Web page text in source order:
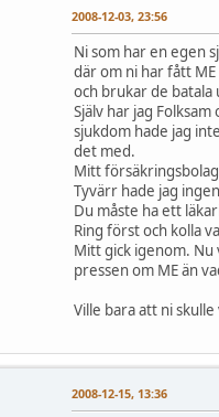
2008-12-03, 23:56
Ni som har en egen
där om ni har fått
och brukar de batala
Själv har jag
sjukdom hade jag
det med.
Mitt
Tyvärr hade jag
Du måste ha ett
Ring först och kolla
Mitt gick igenom.
pressen om ME än
Ville bara att ni
2008-12-15, 13:36